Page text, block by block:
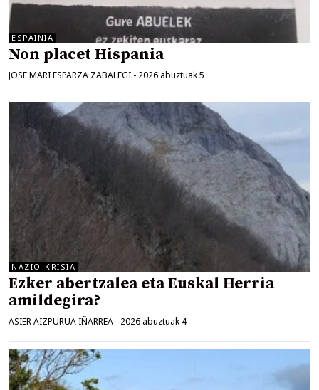
ESPAINIA
Non placet Hispania
JOSE MARI ESPARZA ZABALEGI - 2026 abuztuak 5
NAZIO-KRISIA
Ezker abertzalea eta Euskal Herria
amildegira?
ASIER AIZPURUA IÑARREA - 2026 abuztuak 4